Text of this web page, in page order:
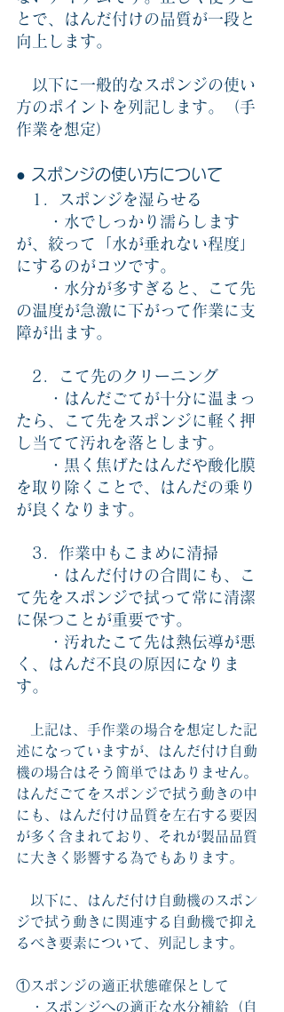
とで、はんだ付けの品質が一段と
向上します。
以下に一般的なスポンジの使い
方のポイントを列記します。（手
作業を想定）
● スポンジの使い方について
1．スポンジを湿らせる
・水でしっかり濡らします
が、絞って「水が垂れない程度」
にするのがコツです。
・水分が多すぎると、こて先
の温度が急激に下がって作業に支
障が出ます。
2．こて先のクリーニング
・はんだごてが十分に温まっ
たら、こて先をスポンジに軽く押
し当てて汚れを落とします。
・黒く焦げたはんだや酸化膜
を取り除くことで、はんだの乗り
が良くなります。
3．作業中もこまめに清掃
・はんだ付けの合間にも、こ
て先をスポンジで拭って常に清潔
に保つことが重要です。
・汚れたこて先は熱伝導が悪
く、はんだ不良の原因になりま
す。
上記は、手作業の場合を想定した記
述になっていますが、はんだ付け自動
機の場合はそう簡単ではありません。
はんだごてをスポンジで拭う動きの中
にも、はんだ付け品質を左右する要因
が多く含まれており、それが製品品質
に大きく影響する為でもあります。
以下に、はんだ付け自動機のスポン
ジで拭う動きに関連する自動機で抑え
るべき要素について、列記します。
①スポンジの適正状態確保として
・スポンジへの適正な水分補給（自